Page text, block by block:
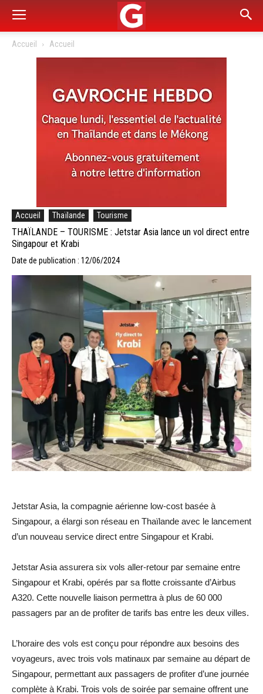
Accueil Accueil
Accueil Thaïlande Tourisme
THAÏLANDE – TOURISME : Jetstar Asia lance un vol direct entre
Singapour et Krabi
Date de publication : 12/06/2024
Jetstar Asia, la compagnie aérienne low-cost basée à
Singapour, a élargi son réseau en Thaïlande avec le lancement
d’un nouveau service direct entre Singapour et Krabi.
Jetstar Asia assurera six vols aller-retour par semaine entre
Singapour et Krabi, opérés par sa flotte croissante d’Airbus
A320. Cette nouvelle liaison permettra à plus de 60 000
passagers par an de profiter de tarifs bas entre les deux villes.
L’horaire des vols est conçu pour répondre aux besoins des
voyageurs, avec trois vols matinaux par semaine au départ de
Singapour, permettant aux passagers de profiter d’une journée
complète à Krabi. Trois vols de soirée par semaine offrent une